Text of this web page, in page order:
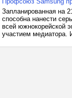
Запланированная на
способна нанести
всей южнокорейской
участием медиатора.